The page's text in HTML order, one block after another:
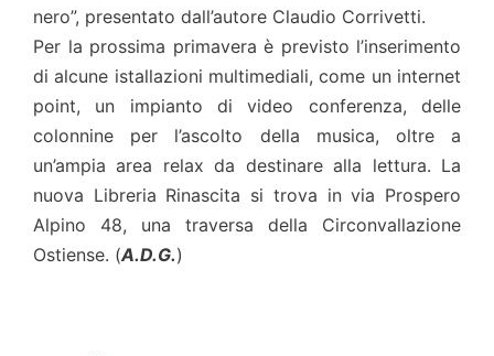
nero”, presentato dall’autore Claudio Corrivetti.
Per la prossima primavera è previsto l’inserimento
di alcune istallazioni multimediali, come un internet
point, un impianto di video conferenza, delle
colonnine per l’ascolto della musica, oltre a
un’ampia area relax da destinare alla lettura. La
nuova Libreria Rinascita si trova in via Prospero
Alpino 48, una traversa della Circonvallazione
Ostiense. (A.D.G.)